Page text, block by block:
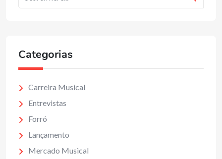
Categorias
Carreira Musical
Entrevistas
Forró
Lançamento
Mercado Musical